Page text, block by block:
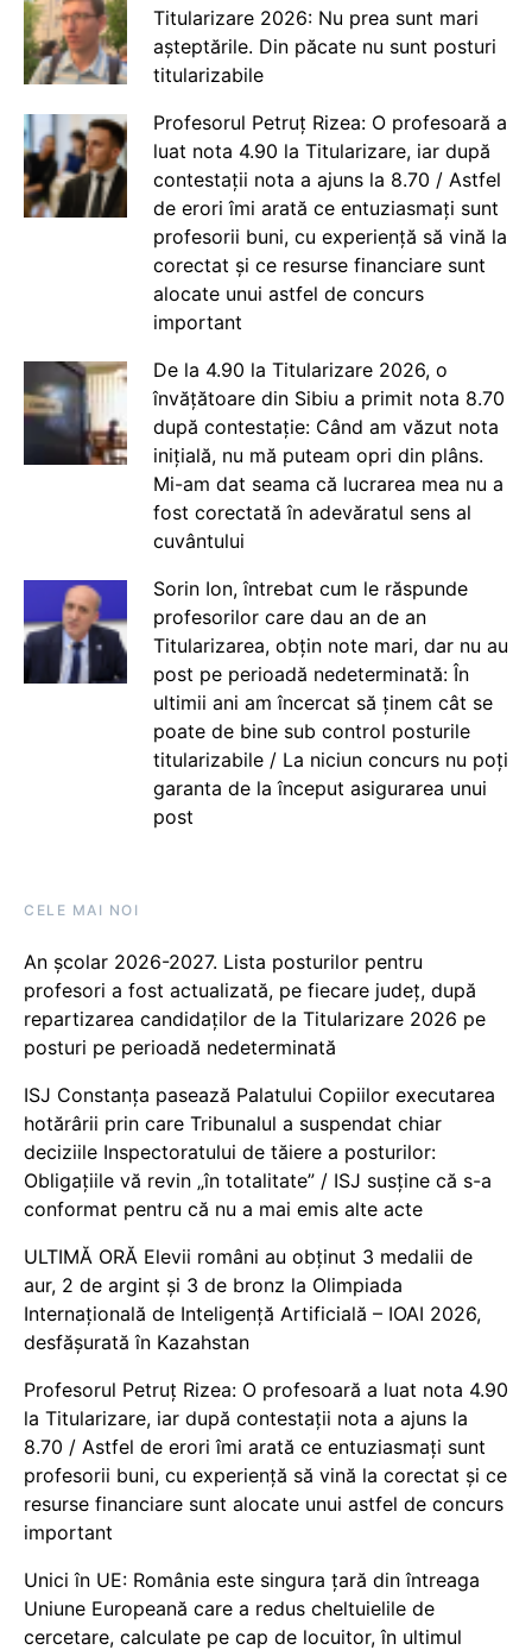
Titularizare 2026: Nu prea sunt mari
așteptările. Din păcate nu sunt posturi
titularizabile
Profesorul Petruț Rizea: O profesoară a
luat nota 4.90 la Titularizare, iar după
contestații nota a ajuns la 8.70 / Astfel
de erori îmi arată ce entuziasmați sunt
profesorii buni, cu experiență să vină la
corectat și ce resurse financiare sunt
alocate unui astfel de concurs
important
De la 4.90 la Titularizare 2026, o
învățătoare din Sibiu a primit nota 8.70
după contestație: Când am văzut nota
inițială, nu mă puteam opri din plâns.
Mi-am dat seama că lucrarea mea nu a
fost corectată în adevăratul sens al
cuvântului
Sorin Ion, întrebat cum le răspunde
profesorilor care dau an de an
Titularizarea, obțin note mari, dar nu au
post pe perioadă nedeterminată: În
ultimii ani am încercat să ținem cât se
poate de bine sub control posturile
titularizabile / La niciun concurs nu poți
garanta de la început asigurarea unui
post
CELE MAI NOI
An școlar 2026-2027. Lista posturilor pentru
profesori a fost actualizată, pe fiecare județ, după
repartizarea candidaților de la Titularizare 2026 pe
posturi pe perioadă nedeterminată
ISJ Constanța pasează Palatului Copiilor executarea
hotărârii prin care Tribunalul a suspendat chiar
deciziile Inspectoratului de tăiere a posturilor:
Obligațiile vă revin „în totalitate” / ISJ susține că s-a
conformat pentru că nu a mai emis alte acte
ULTIMĂ ORĂ Elevii români au obținut 3 medalii de
aur, 2 de argint și 3 de bronz la Olimpiada
Internațională de Inteligență Artificială – IOAI 2026,
desfășurată în Kazahstan
Profesorul Petruț Rizea: O profesoară a luat nota 4.90
la Titularizare, iar după contestații nota a ajuns la
8.70 / Astfel de erori îmi arată ce entuziasmați sunt
profesorii buni, cu experiență să vină la corectat și ce
resurse financiare sunt alocate unui astfel de concurs
important
Unici în UE: România este singura țară din întreaga
Uniune Europeană care a redus cheltuielile de
cercetare, calculate pe cap de locuitor, în ultimul